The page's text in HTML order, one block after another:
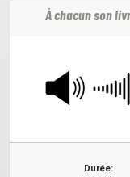
À chacun son
Durée: